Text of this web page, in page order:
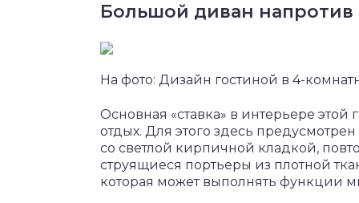
Большой диван
На фото: Дизайн гостиной в 4-
Основная «ставка» в интерьере
отдых. Для этого здесь
со светлой кирпичной кладкой,
струящиеся портьеры из плотной
которая может выполнять функции